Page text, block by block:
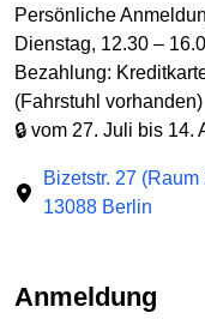
Persönliche
Dienstag, 12.30 –
Bezahlung:
(Fahrstuhl vorhanden)
🔒 vom 27. Juli bis
Bizetstr. 27 (Raum
13088 Berlin
Anmeldung